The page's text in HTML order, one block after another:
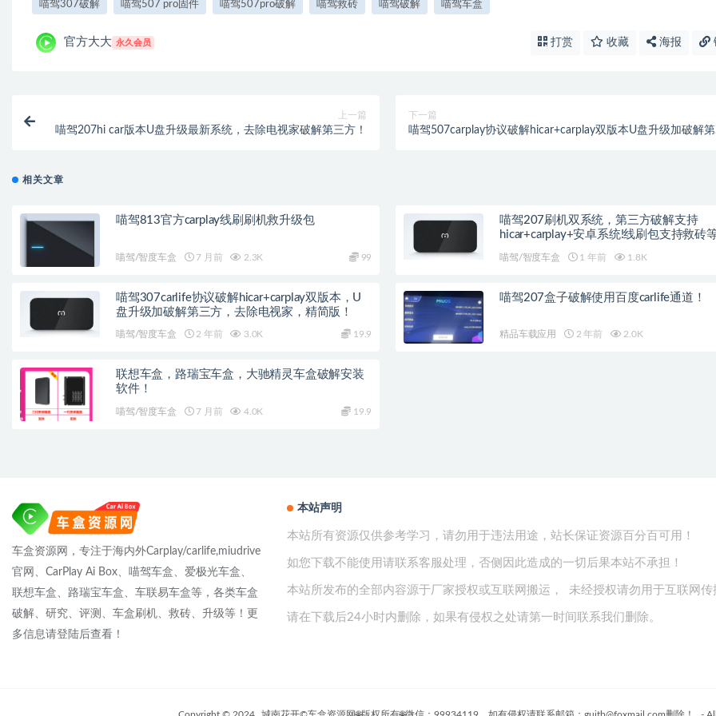
喵驾307破解 喵驾507 pro固件 喵驾507pro破解 喵驾救砖 喵驾破解 喵驾车盒
官方大大 永久会员 打赏 收藏 海报
上一篇
喵驾207hi car版本U盘升级最新系统，去除电视家破解第三方！
下一篇
喵驾507carplay协议破解hicar+carplay双版本U盘升级加破解第
相关文章
喵驾813官方carplay线刷刷机救升级包
喵驾/智度车盒 7 月前 2.3K 99
喵驾207刷机双系统，第三方破解支持
hicar+carplay+安卓系统!线刷包支持救砖
喵驾/智度车盒 1 年前 1.8K
喵驾307carlife协议破解hicar+carplay双版本，U
盘升级加破解第三方，去除电视家，精简版！
喵驾/智度车盒 2 年前 3.0K 19.9
喵驾207盒子破解使用百度carlife通道！
精品车载应用 2 年前 2.0K
联想车盒，路瑞宝车盒，大驰精灵车盒破解安装
软件！
喵驾/智度车盒 7 月前 4.0K 19.9
车盒资源网，专注于海内外Carplay/carlife,miudrive
官网、CarPlay Ai Box、喵驾车盒、爱极光车盒、
联想车盒、路瑞宝车盒、车联易车盒等，各类车盒
破解、研究、评测、车盒刷机、救砖、升级等！更
多信息请登陆后查看！
本站声明
本站所有资源仅供参考学习，请勿用于违法用途，站长保证资源百分百可用！
如您下载不能使用请联系客服处理，否侧因此造成的一切后果本站不承担！
本站所发布的全部内容源于厂家授权或互联网搬运， 未经授权请勿用于互联网传
请在下载后24小时内删除，如果有侵权之处请第一时间联系我们删除。